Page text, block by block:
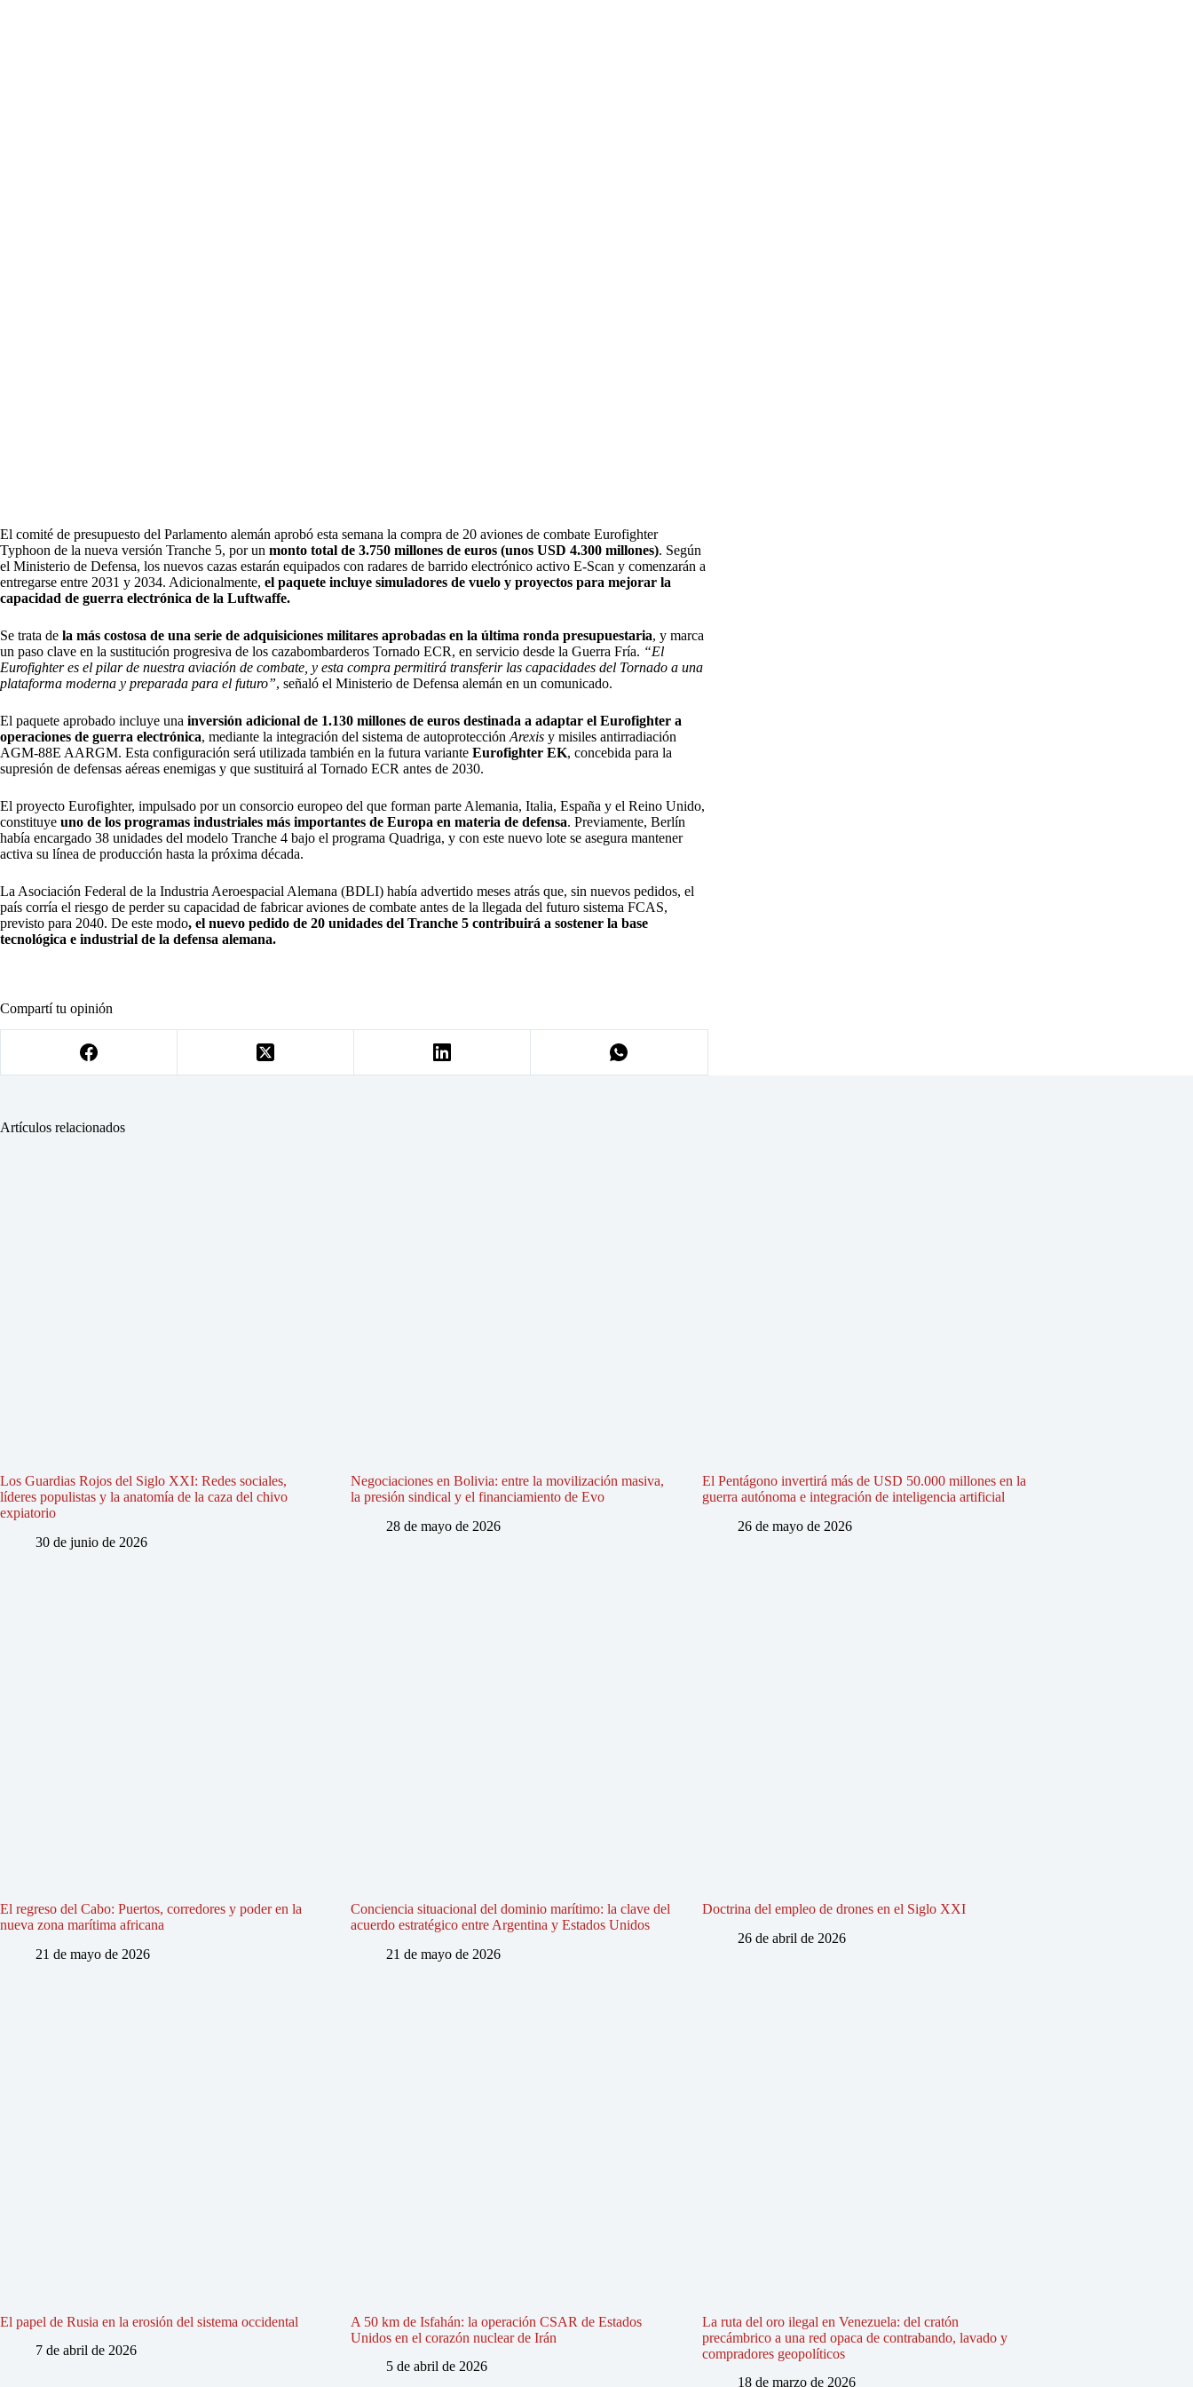
El comité de presupuesto del Parlamento alemán aprobó esta semana la compra de 20 aviones de combate Eurofighter
Typhoon de la nueva versión Tranche 5, por un monto total de 3.750 millones de euros (unos USD 4.300 millones). Según
el Ministerio de Defensa, los nuevos cazas estarán equipados con radares de barrido electrónico activo E-Scan y comenzarán a
entregarse entre 2031 y 2034. Adicionalmente, el paquete incluye simuladores de vuelo y proyectos para mejorar la
capacidad de guerra electrónica de la Luftwaffe.
Se trata de la más costosa de una serie de adquisiciones militares aprobadas en la última ronda presupuestaria, y marca
un paso clave en la sustitución progresiva de los cazabombarderos Tornado ECR, en servicio desde la Guerra Fría. “El
Eurofighter es el pilar de nuestra aviación de combate, y esta compra permitirá transferir las capacidades del Tornado a una
plataforma moderna y preparada para el futuro”, señaló el Ministerio de Defensa alemán en un comunicado.
El paquete aprobado incluye una inversión adicional de 1.130 millones de euros destinada a adaptar el Eurofighter a
operaciones de guerra electrónica, mediante la integración del sistema de autoprotección Arexis y misiles antirradiación
AGM-88E AARGM. Esta configuración será utilizada también en la futura variante Eurofighter EK, concebida para la
supresión de defensas aéreas enemigas y que sustituirá al Tornado ECR antes de 2030.
El proyecto Eurofighter, impulsado por un consorcio europeo del que forman parte Alemania, Italia, España y el Reino Unido,
constituye uno de los programas industriales más importantes de Europa en materia de defensa. Previamente, Berlín
había encargado 38 unidades del modelo Tranche 4 bajo el programa Quadriga, y con este nuevo lote se asegura mantener
activa su línea de producción hasta la próxima década.
La Asociación Federal de la Industria Aeroespacial Alemana (BDLI) había advertido meses atrás que, sin nuevos pedidos, el
país corría el riesgo de perder su capacidad de fabricar aviones de combate antes de la llegada del futuro sistema FCAS,
previsto para 2040. De este modo, el nuevo pedido de 20 unidades del Tranche 5 contribuirá a sostener la base
tecnológica e industrial de la defensa alemana.
Compartí tu opinión
Artículos relacionados
Los Guardias Rojos del Siglo XXI: Redes sociales,
líderes populistas y la anatomía de la caza del chivo
expiatorio
30 de junio de 2026
Negociaciones en Bolivia: entre la movilización masiva,
la presión sindical y el financiamiento de Evo
28 de mayo de 2026
El Pentágono invertirá más de USD 50.000 millones en la
guerra autónoma e integración de inteligencia artificial
26 de mayo de 2026
El regreso del Cabo: Puertos, corredores y poder en la
nueva zona marítima africana
21 de mayo de 2026
Conciencia situacional del dominio marítimo: la clave del
acuerdo estratégico entre Argentina y Estados Unidos
21 de mayo de 2026
Doctrina del empleo de drones en el Siglo XXI
26 de abril de 2026
El papel de Rusia en la erosión del sistema occidental
7 de abril de 2026
A 50 km de Isfahán: la operación CSAR de Estados
Unidos en el corazón nuclear de Irán
5 de abril de 2026
La ruta del oro ilegal en Venezuela: del cratón
precámbrico a una red opaca de contrabando, lavado y
compradores geopolíticos
18 de marzo de 2026